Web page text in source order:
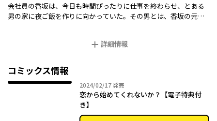
会社員の香坂は、今日も時間ぴったりに仕事を終わらせ、とある
男の家に夜ご飯を作りに向かっていた。その男とは、香坂の元部
れは夢である漫画家になるため日々寝ずに作業していたからであ
になる。それを叱るどころか共に喜んでくれた香坂に千野は懐き
始めるが、香坂は実は自身がゲイであることを隠したままだっ
た…。自堕落な生活の中で漫画を描き続ける千野の姿を心配し、
香坂は何かと世話をやいていたが…？甘え上手なクズ漫画家×世
話焼き健気リーマンのほだされラブ！
詳細情報
コミックス情報
2024/02/172024年02月17日
発売
恋から始めてくれないか？【電子特典付
き】